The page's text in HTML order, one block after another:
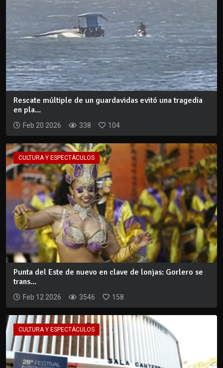
Rescate múltiple de un guardavidas evitó una tragedia
en pla...
Feb 20 2026 338 104
CULTURA Y ESPECTÁCULOS
Punta del Este de nuevo en clave de lonjas: Gorlero se
trans...
Feb 12 2026 3546 158
CULTURA Y ESPECTÁCULOS